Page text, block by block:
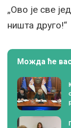
„Ово је све
ништа друго!“
Можда ће